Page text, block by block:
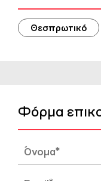
Θεσπρωτικό
Φόρμα